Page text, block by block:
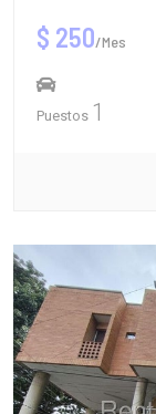
$ 250/Mes
Puestos 1